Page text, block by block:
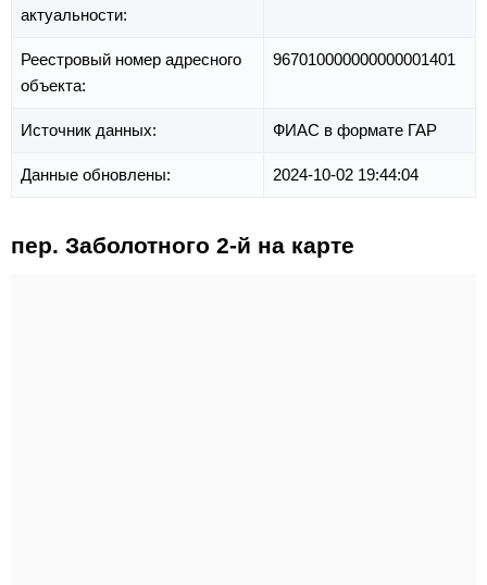
актуальности:
Реестровый номер адресного
объекта:
967010000000000001401
Источник данных: ФИАС в формате ГАР
Данные обновлены: 2024-10-02 19:44:04
пер. Заболотного 2-й на карте